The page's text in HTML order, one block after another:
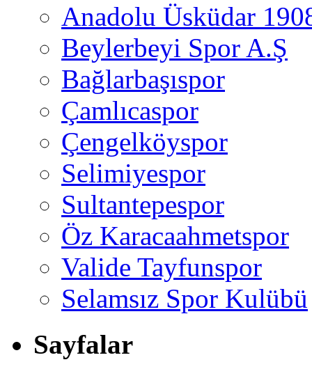
Anadolu Üsküdar
Beylerbeyi Spor A.Ş
Bağlarbaşıspor
Çamlıcaspor
Çengelköyspor
Selimiyespor
Sultantepespor
Öz Karacaahmetspor
Valide Tayfunspor
Selamsız Spor Kulübü
Sayfalar